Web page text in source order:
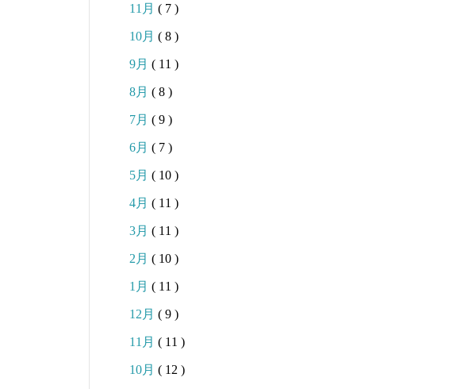
11月 ( 7 )
10月 ( 8 )
9月 ( 11 )
8月 ( 8 )
7月 ( 9 )
6月 ( 7 )
5月 ( 10 )
4月 ( 11 )
3月 ( 11 )
2月 ( 10 )
1月 ( 11 )
12月 ( 9 )
11月 ( 11 )
10月 ( 12 )